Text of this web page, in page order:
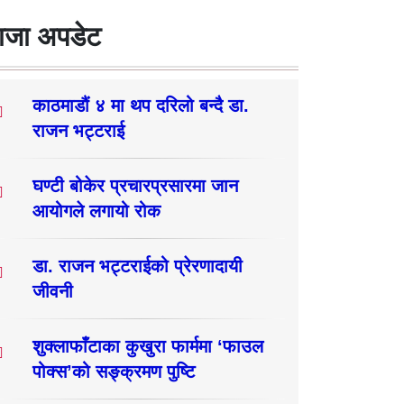
अपडेट
काठमाडौं ४ मा थप दरिलो बन्दै डा.
राजन भट्टराई
घण्टी बोकेर प्रचारप्रसारमा जान
आयोगले लगायो रोक
डा. राजन भट्टराईको प्रेरणादायी
जीवनी
शुक्लाफाँटाका कुखुरा फार्ममा ‘फाउल
पोक्स’को सङ्क्रमण पुष्टि